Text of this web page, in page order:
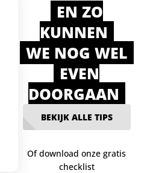
EN ZO
KUNNEN
WE NOG WEL
EVEN
DOORGAAN
BEKIJK ALLE TIPS
Of download onze gratis
checklist